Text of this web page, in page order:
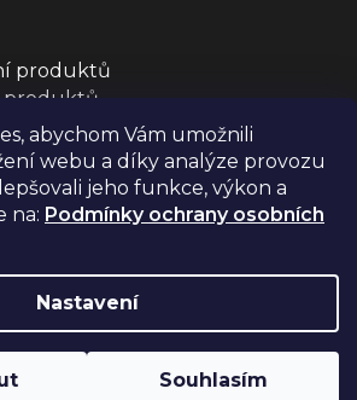
abychom Vám umožnili
webu a díky analýze provozu
jeho funkce, výkon a
na: Podmínky ochrany osobních
Nastavení
Souhlasím
produktů
produktů
s ❤️ vyšperkovalo
Upravit nastavení cookies